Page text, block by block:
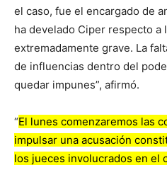
el caso, fue el encargado de
ha develado Ciper respecto a
extremadamente grave. La
de influencias dentro del
quedar impunes”, afirmó.
“El lunes comenzaremos las
impulsar una acusación
los jueces involucrados en el